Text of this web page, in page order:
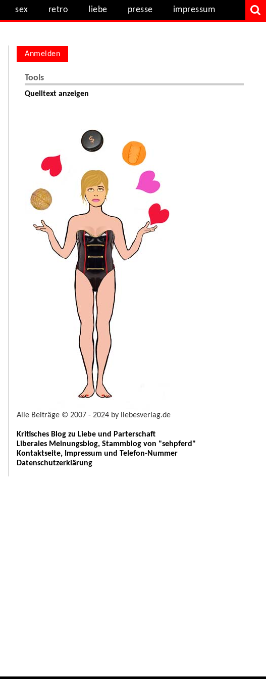
sex retro liebe presse impressum
Anmelden
Tools
Quelltext anzeigen
Alle Beiträge © 2007 - 2024 by liebesverlag.de
Kritisches Blog zu Liebe und Parterschaft
Liberales Meinungsblog, Stammblog von "sehpferd"
Kontaktseite, Impressum und Telefon-Nummer
Datenschutzerklärung